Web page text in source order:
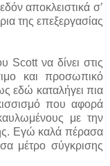
αποκλειστικά σ’
της επεξεργασίας
Scott να δίνει στις
και προσωπικό
εδώ καταλήγει πια
που αφορά
με την
Εγώ καλά πέρασα
μέτρο σύγκρισης